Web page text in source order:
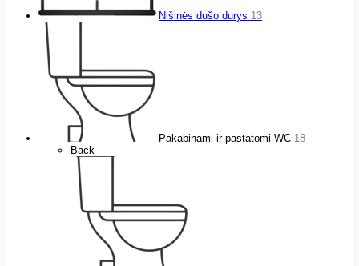
Nišinės dušo durys 13
Pakabinami ir pastatomi WC 18
Back